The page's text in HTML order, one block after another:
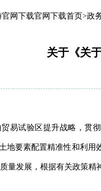
网下载官网下载首页>政
关于《关
易试验区提升战略，贯
地要素配置精准性和利
量发展，根据有关政策